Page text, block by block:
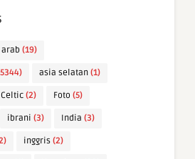
arab (19)
asia selatan (1)
Celtic (2) Foto (5)
ibrani (3) India (3)
inggris (2)